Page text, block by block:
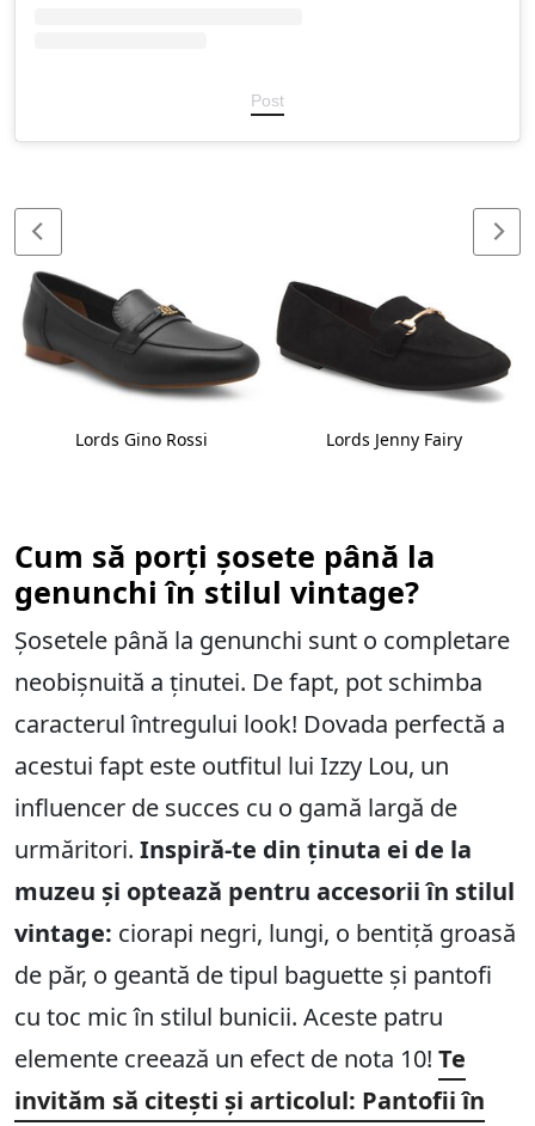
Post
Lords Gino Rossi Lords Jenny Fairy
Cum să porți șosete până la
genunchi în stilul vintage?
Șosetele până la genunchi sunt o completare
neobișnuită a ținutei. De fapt, pot schimba
caracterul întregului look! Dovada perfectă a
acestui fapt este outfitul lui Izzy Lou, un
influencer de succes cu o gamă largă de
urmăritori. Inspiră-te din ținuta ei de la
muzeu și optează pentru accesorii în stilul
vintage: ciorapi negri, lungi, o bentiță groasă
de păr, o geantă de tipul baguette și pantofi
cu toc mic în stilul bunicii. Aceste patru
elemente creează un efect de nota 10! Te
invităm să citești și articolul: Pantofii în